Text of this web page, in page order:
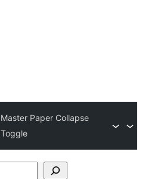
Master Paper Collapse
Toggle